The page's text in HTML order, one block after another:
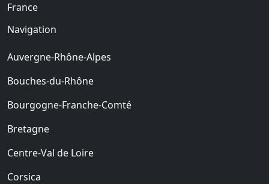
France
Navigation
Auvergne-Rhône-Alpes
Bouches-du-Rhône
Bourgogne-Franche-Comté
Bretagne
Centre-Val de Loire
Corsica